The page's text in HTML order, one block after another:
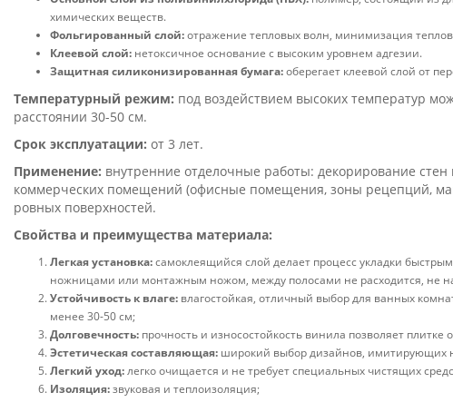
химических веществ.
Фольгированный слой:отражение тепловых волн, минимизация
Клеевой слой: нетоксичное основание с высоким уровнем адгезии.
Защитная силиконизированная бумага:оберегает клеевой слой от
Температурный режим: под воздействием высоких температур
расстоянии 30-50 см.
Срок эксплуатации: от 3 лет.
Применение: внутренние отделочные работы: декорирование
коммерческих помещений (офисные помещения, зоны рецепций,
ровных поверхностей.
Свойства и преимущества материала:
Легкая установка:самоклеящийся слой делает процесс укладки
ножницами или монтажным ножом, между полосами не расходится, не
Устойчивость к влаге: влагостойкая, отличный выбор для ванных
менее 30-50 см;
Долговечность: прочность и износостойкость винила позволяет
Эстетическая составляющая: широкий выбор дизайнов, имитирующих
Легкий уход:легко очищается и не требует специальных чистящих
Изоляция:звуковая и теплоизоляция;